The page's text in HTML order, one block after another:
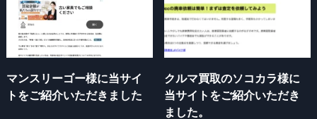
マンスリーゴー様に当サイ
トをご紹介いただきました
クルマ買取のソコカラ様に
当サイトをご紹介いただき
ました。